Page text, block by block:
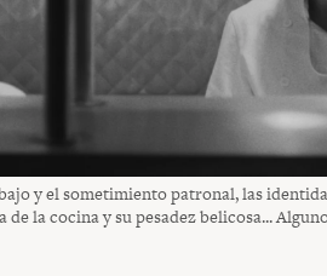
y el sometimiento patronal, las
de la cocina y su pesadez belicosa...